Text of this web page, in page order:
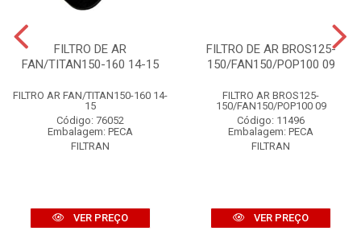
FILTRO DE AR
FAN/TITAN150-160 14-15
FILTRO AR FAN/TITAN150-160 14-
15
Código: 76052
Embalagem: PECA
FILTRAN
VER PREÇO
FILTRO DE AR BROS125-
150/FAN150/POP100 09
FILTRO AR BROS125-
150/FAN150/POP100 09
Código: 11496
Embalagem: PECA
FILTRAN
VER PREÇO